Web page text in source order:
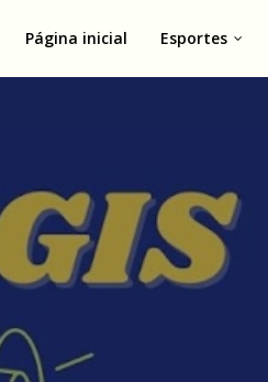
Página inicial Esportes